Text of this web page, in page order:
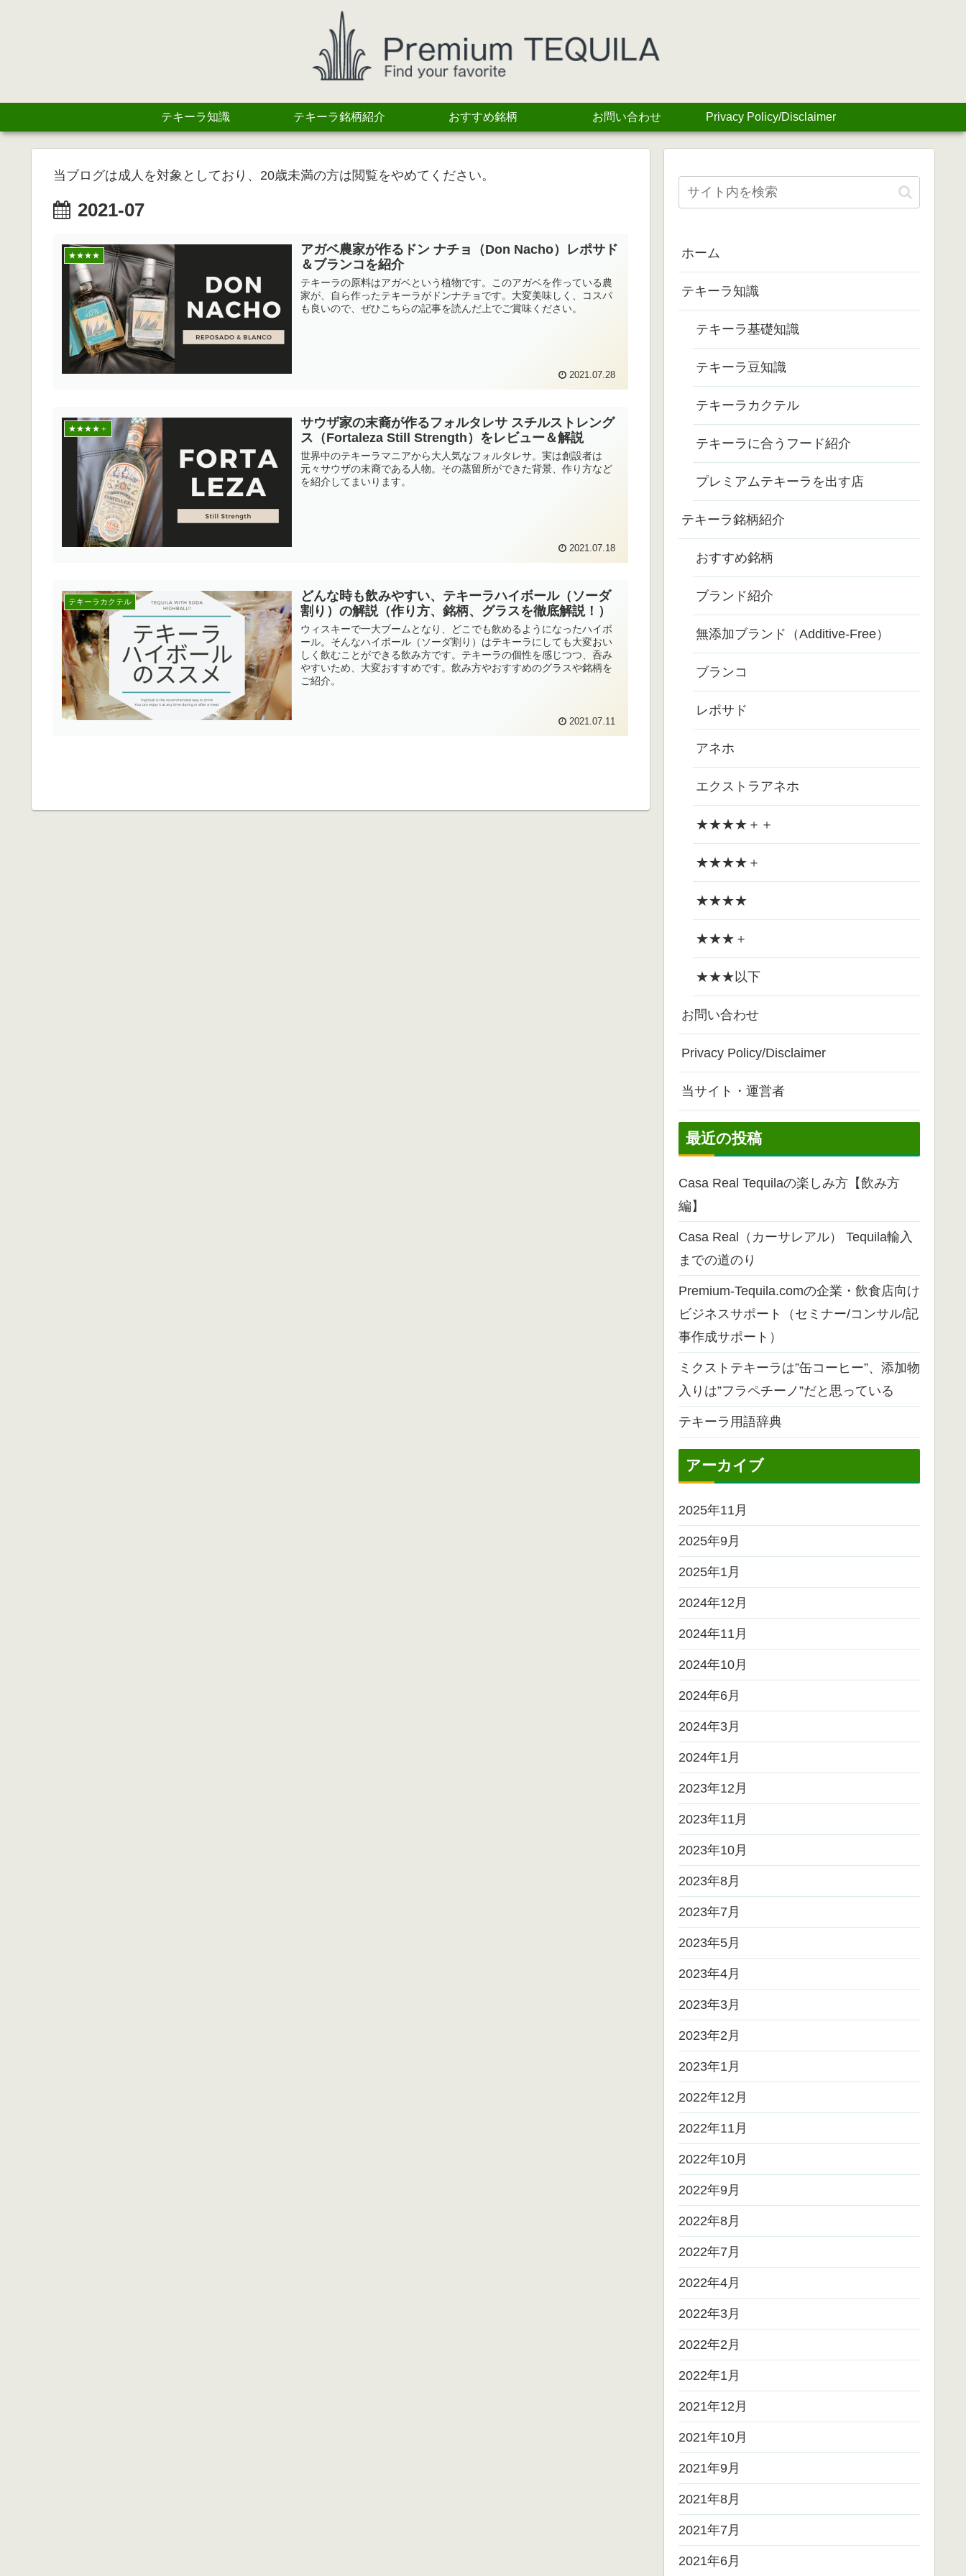
テキーラ知識 テキーラ銘柄紹介 おすすめ銘柄 お問い合わせ Privacy Policy/Disclaimer
当ブログは成人を対象としており、20歳未満の方は閲覧をやめてください。
2021-07
★★★★
アガベ農家が作るドン ナチョ（Don Nacho）レポサド
＆ブランコを紹介
テキーラの原料はアガベという植物です。このアガベを作っている農
家が、自ら作ったテキーラがドンナチョです。大変美味しく、コスパ
も良いので、ぜひこちらの記事を読んだ上でご賞味ください。
2021.07.28
★★★★＋
サウザ家の末裔が作るフォルタレサ スチルストレング
ス（Fortaleza Still Strength）をレビュー＆解説
世界中のテキーラマニアから大人気なフォルタレサ。実は創設者は
元々サウザの末裔である人物。その蒸留所ができた背景、作り方など
を紹介してまいります。
2021.07.18
テキーラカクテル
どんな時も飲みやすい、テキーラハイボール（ソーダ
割り）の解説（作り方、銘柄、グラスを徹底解説！）
ウィスキーで一大ブームとなり、どこでも飲めるようになったハイボ
ール。そんなハイボール（ソーダ割り）はテキーラにしても大変おい
しく飲むことができる飲み方です。テキーラの個性を感じつつ、呑み
やすいため、大変おすすめです。飲み方やおすすめのグラスや銘柄を
ご紹介。
2021.07.11
ホーム
テキーラ知識
テキーラ基礎知識
テキーラ豆知識
テキーラカクテル
テキーラに合うフード紹介
プレミアムテキーラを出す店
テキーラ銘柄紹介
おすすめ銘柄
ブランド紹介
無添加ブランド（Additive-Free）
ブランコ
レポサド
アネホ
エクストラアネホ
★★★★＋＋
★★★★＋
★★★★
★★★＋
★★★以下
お問い合わせ
Privacy Policy/Disclaimer
当サイト・運営者
最近の投稿
Casa Real Tequilaの楽しみ方【飲み方
編】
Casa Real（カーサレアル） Tequila輸入
までの道のり
Premium-Tequila.comの企業・飲食店向け
ビジネスサポート（セミナー/コンサル/記
事作成サポート）
ミクストテキーラは”缶コーヒー”、添加物
入りは”フラペチーノ”だと思っている
テキーラ用語辞典
アーカイブ
2025年11月
2025年9月
2025年1月
2024年12月
2024年11月
2024年10月
2024年6月
2024年3月
2024年1月
2023年12月
2023年11月
2023年10月
2023年8月
2023年7月
2023年5月
2023年4月
2023年3月
2023年2月
2023年1月
2022年12月
2022年11月
2022年10月
2022年9月
2022年8月
2022年7月
2022年4月
2022年3月
2022年2月
2022年1月
2021年12月
2021年10月
2021年9月
2021年8月
2021年7月
2021年6月